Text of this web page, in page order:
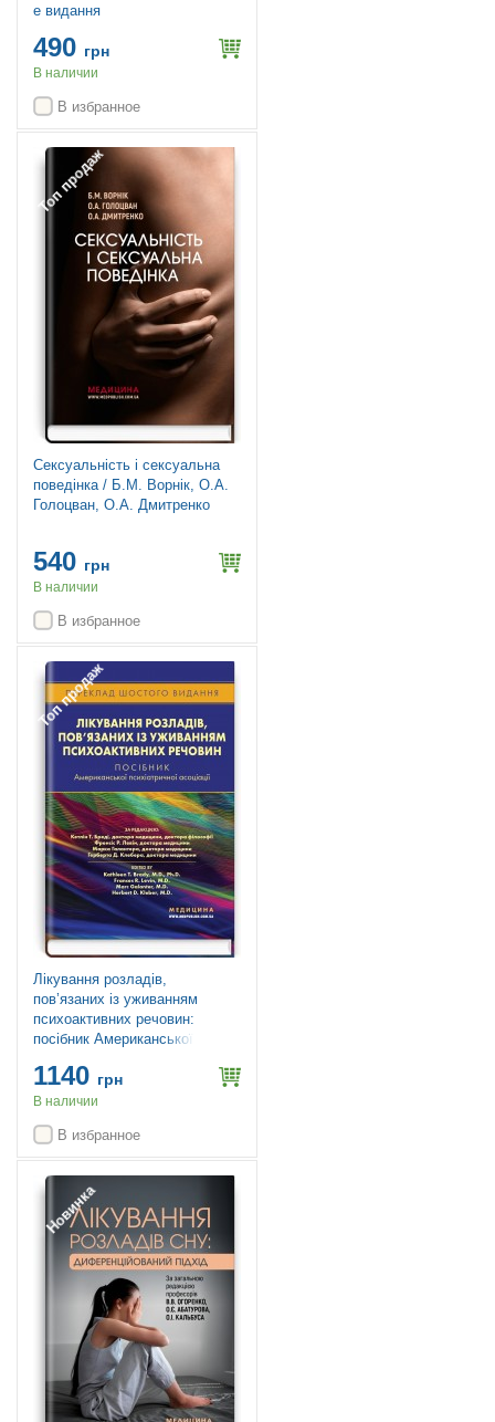
е видання
490 грн
В наличии
В избранное
Топ продаж
Сексуальність і сексуальна
поведінка / Б.М. Ворнік, О.А.
Голоцван, О.А. Дмитренко
540 грн
В наличии
В избранное
Топ продаж
Лікування розладів,
пов’язаних із уживанням
психоактивних речовин:
посібник Американської
видання / за ред. Кетлін Т.
Бреді, Френсіс Р. Левін, Марка
1140 грн
В наличии
В избранное
Новинка